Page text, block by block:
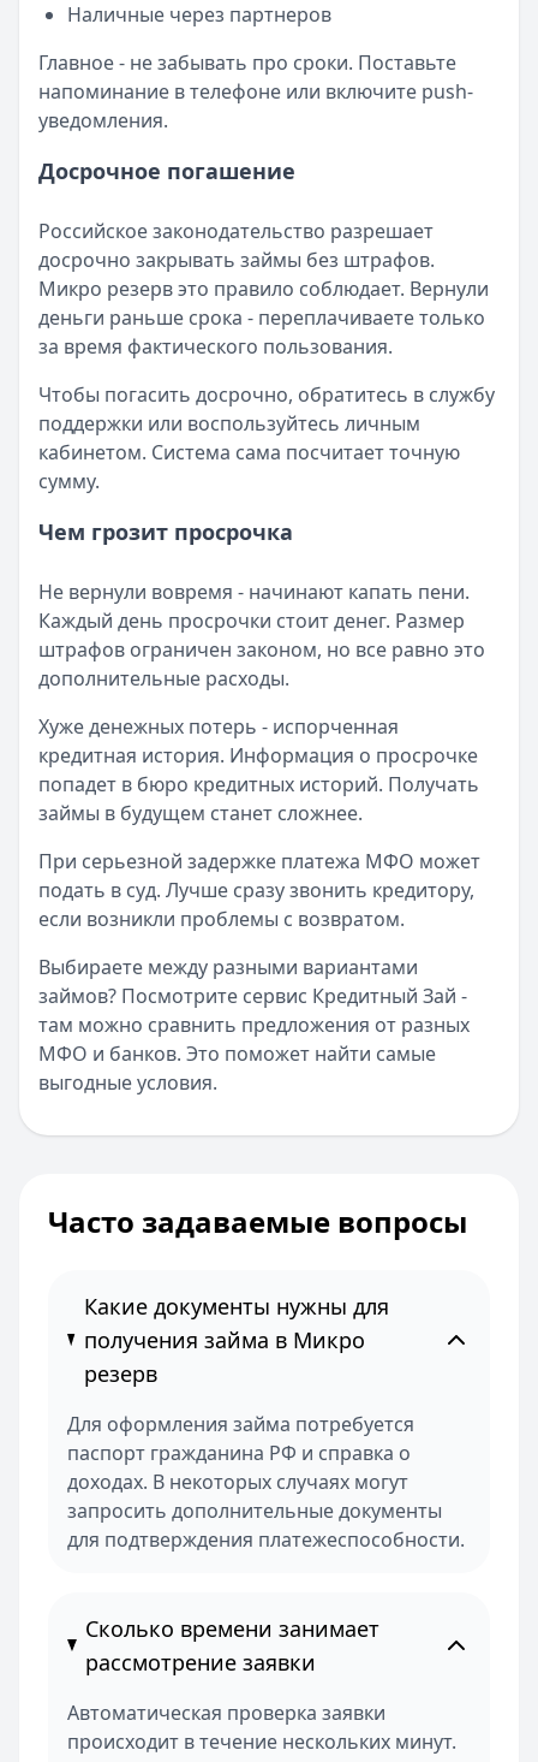
Наличные через партнеров
Главное - не забывать про сроки. Поставьте
напоминание в телефоне или включите push-
уведомления.
Досрочное погашение
Российское законодательство разрешает
досрочно закрывать займы без штрафов.
Микро резерв это правило соблюдает. Вернули
деньги раньше срока - переплачиваете только
за время фактического пользования.
Чтобы погасить досрочно, обратитесь в службу
поддержки или воспользуйтесь личным
кабинетом. Система сама посчитает точную
сумму.
Чем грозит просрочка
Не вернули вовремя - начинают капать пени.
Каждый день просрочки стоит денег. Размер
штрафов ограничен законом, но все равно это
дополнительные расходы.
Хуже денежных потерь - испорченная
кредитная история. Информация о просрочке
попадет в бюро кредитных историй. Получать
займы в будущем станет сложнее.
При серьезной задержке платежа МФО может
подать в суд. Лучше сразу звонить кредитору,
если возникли проблемы с возвратом.
Выбираете между разными вариантами
займов? Посмотрите сервис Кредитный Зай -
там можно сравнить предложения от разных
МФО и банков. Это поможет найти самые
выгодные условия.
Часто задаваемые вопросы
Какие документы нужны для
получения займа в Микро
резерв
Для оформления займа потребуется
паспорт гражданина РФ и справка о
доходах. В некоторых случаях могут
запросить дополнительные документы
для подтверждения платежеспособности.
Сколько времени занимает
рассмотрение заявки
Автоматическая проверка заявки
происходит в течение нескольких минут.